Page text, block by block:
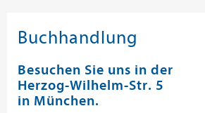
Buchhandlung
Besuchen Sie uns in der
Herzog-Wilhelm-Str. 5
in München.